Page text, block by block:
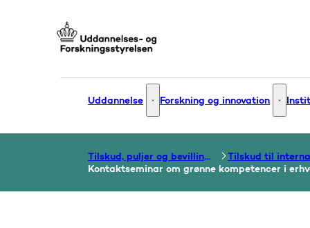
Uddannelse Uddannelse - Flere links
Forskning og innovation
Tilskud, puljer og bevillinger
Kontaktseminar om grønne kompetencer i